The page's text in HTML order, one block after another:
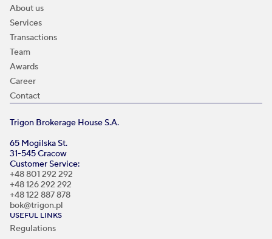
About us
Services
Transactions
Team
Awards
Career
Contact
Trigon Brokerage House S.A.
65 Mogilska St.
31-545 Cracow
Customer Service:
+48 801 292 292
+48 126 292 292
+48 122 887 878
bok@trigon.pl
USEFUL LINKS
Regulations